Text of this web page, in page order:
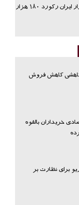
قیمت دلار در بازار ایران رکورد ۱۸۰ هزار
کاهش فروش
خریداران بالقوه
برای نظارت بر